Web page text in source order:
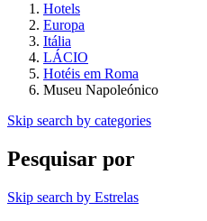
Hotels
Europa
Itália
LÁCIO
Hotéis em Roma
Museu Napoleónico
Skip search by categories
Pesquisar por
Skip search by Estrelas